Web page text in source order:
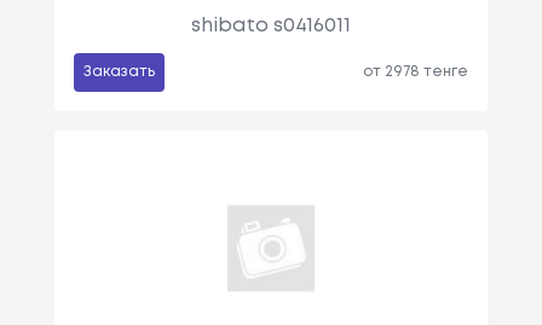
shibato s0416011
Заказать от 2978 тенге